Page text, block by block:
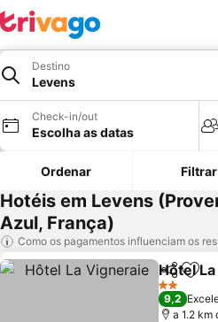
Destino
Levens
Check-in/out
Escolha as datas
Ordenar Filtrar
Hotéis em Levens
Azul, França)
Como os pagamentos influenciam os
Partilhar
Hôtel
2 Estrelas
9,2
a 1.2 km